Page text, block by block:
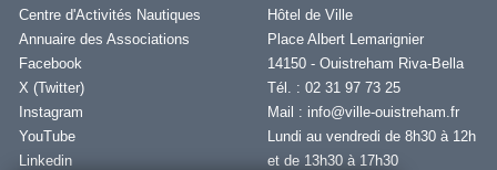
Centre d'Activités Nautiques
Annuaire des Associations
Facebook
X (Twitter)
Instagram
YouTube
Linkedin
Hôtel de Ville
Place Albert Lemarignier
14150 - Ouistreham Riva-Bella
Tél. : 02 31 97 73 25
Mail : info@ville-ouistreham.fr
Lundi au vendredi de 8h30 à 12h
et de 13h30 à 17h30